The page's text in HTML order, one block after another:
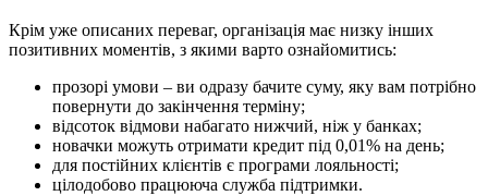
Крім уже описаних переваг, організація має низку інших
позитивних моментів, з якими варто ознайомитись:
прозорі умови – ви одразу бачите суму, яку вам потрібно
повернути до закінчення терміну;
відсоток відмови набагато нижчий, ніж у банках;
новачки можуть отримати кредит під 0,01% на день;
для постійних клієнтів є програми лояльності;
цілодобово працююча служба підтримки.